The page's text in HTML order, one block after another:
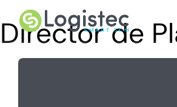
Director de